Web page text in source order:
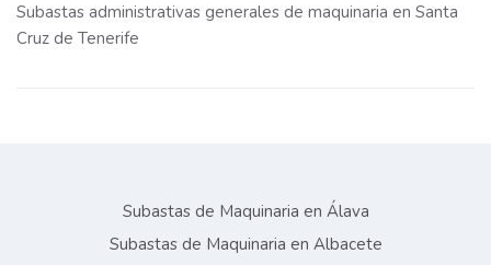
Subastas administrativas generales de maquinaria en Santa
Cruz de Tenerife
Subastas de Maquinaria en Álava
Subastas de Maquinaria en Albacete